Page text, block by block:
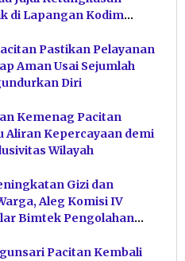
di Lapangan Kodim
Pastikan Pelayanan
Aman Usai Sejumlah
Diri
Kemenag Pacitan
Aliran Kepercayaan demi
Wilayah
Gizi dan
Aleg Komisi IV
Bimtek Pengolahan
Pacitan Kembali